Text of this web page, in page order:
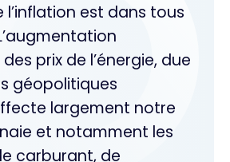
l’inflation est dans tous
prix de l’énergie, due
géopolitiques
largement notre
et notamment les
carburant, de